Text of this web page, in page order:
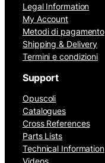
Legal Information
My Account
Metodi di pagamento
Shipping & Delivery
Termini e condizioni
Support
Opuscoli
Catalogues
Cross References
Parts Lists
Technical Information